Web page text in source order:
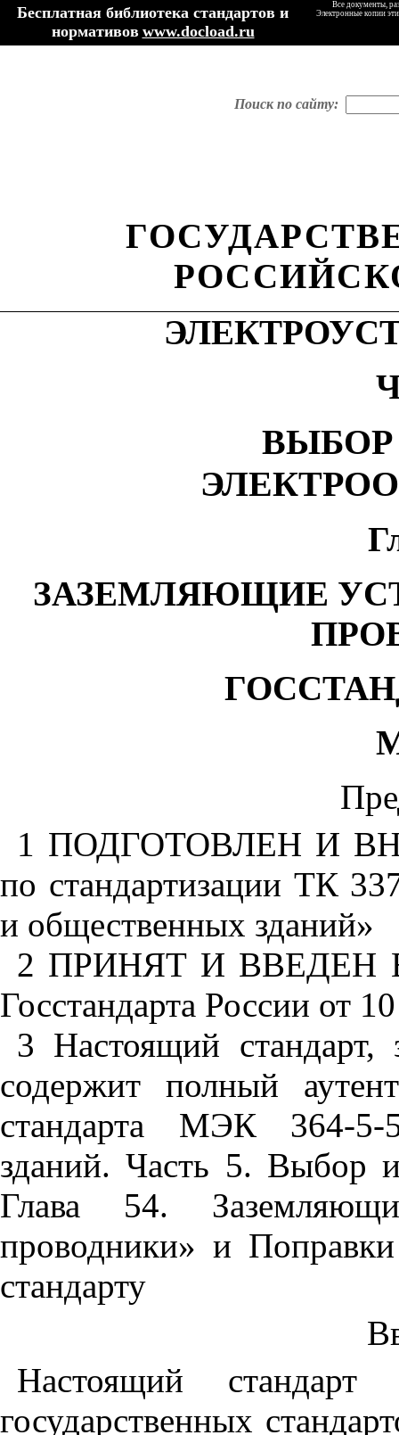
Бесплатная библиотека стандартов и
нормативов www.docload.ru
Все документы,
Электронные копии
Поиск по сайту:
ЗАЗЕМЛЯЮЩИЕ
1 ПОДГОТОВЛЕН И
по стандартизации ТК
и общественных зданий»
2 ПРИНЯТ И ВВЕДЕН В
Госстандарта России от
3 Настоящий
содержит полный
стандарта МЭК 364-5-
зданий. Часть 5. Выбор
Глава 54.
проводники» и
стандарту
Настоящий стандарт
государственных